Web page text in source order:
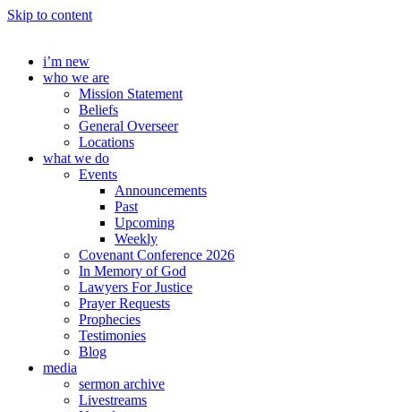
Skip to content
i’m new
who we are
Mission Statement
Beliefs
General Overseer
Locations
what we do
Events
Announcements
Past
Upcoming
Weekly
Covenant Conference 2026
In Memory of God
Lawyers For Justice
Prayer Requests
Prophecies
Testimonies
Blog
media
sermon archive
Livestreams